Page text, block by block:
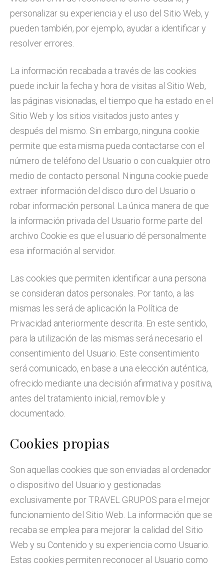
personalizar su experiencia y el uso del Sitio Web, y
pueden también, por ejemplo, ayudar a identificar y
resolver errores.
La información recabada a través de las cookies
puede incluir la fecha y hora de visitas al Sitio Web,
las páginas visionadas, el tiempo que ha estado en el
Sitio Web y los sitios visitados justo antes y
después del mismo. Sin embargo, ninguna cookie
permite que esta misma pueda contactarse con el
número de teléfono del Usuario o con cualquier otro
medio de contacto personal. Ninguna cookie puede
extraer información del disco duro del Usuario o
robar información personal. La única manera de que
la información privada del Usuario forme parte del
archivo Cookie es que el usuario dé personalmente
esa información al servidor.
Las cookies que permiten identificar a una persona
se consideran datos personales. Por tanto, a las
mismas les será de aplicación la Política de
Privacidad anteriormente descrita. En este sentido,
para la utilización de las mismas será necesario el
consentimiento del Usuario. Este consentimiento
será comunicado, en base a una elección auténtica,
ofrecido mediante una decisión afirmativa y positiva,
antes del tratamiento inicial, removible y
documentado.
Cookies propias
Son aquellas cookies que son enviadas al ordenador
o dispositivo del Usuario y gestionadas
exclusivamente porTRAVEL GRUPOS para el mejor
funcionamiento del Sitio Web. La información que se
recaba se emplea para mejorar la calidad del Sitio
Web y su Contenido y su experiencia como Usuario.
Estas cookies permiten reconocer al Usuario como